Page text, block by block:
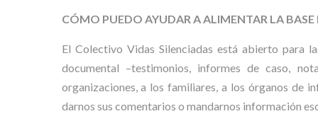
CÓMO PUEDO AYUDAR A ALIMENTAR LA BASE
El Colectivo Vidas Silenciadas está abierto para
documental –testimonios, informes de caso,
organizaciones, a los familiares, a los órganos de
darnos sus comentarios o mandarnos información